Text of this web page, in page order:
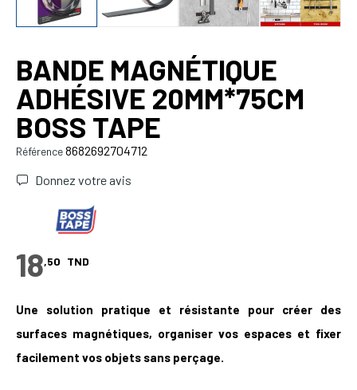
BANDE MAGNÉTIQUE
ADHÉSIVE 20MM*75CM
BOSS TAPE
Référence8682692704712
Donnez votre avis
18,50 TND
Une solution pratique et résistante pour créer des
surfaces magnétiques, organiser vos espaces et fixer
facilement vos objets sans perçage.